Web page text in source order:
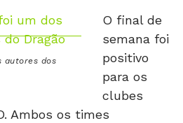
autores dos
O final de
semana foi
positivo
para os
clubes
Ambos os times